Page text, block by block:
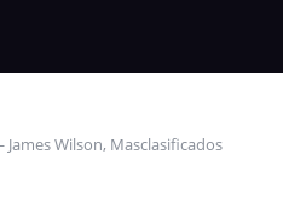
Wilson, Masclasificados